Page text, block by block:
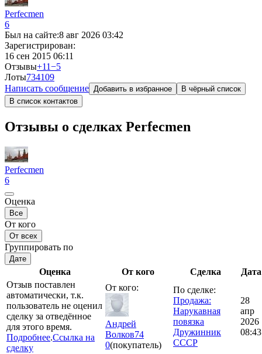
Perfecmen
6
Был на сайте:8 авг 2026 03:42
Зарегистрирован:
16 сен 2015 06:11
Отзывы+11−5
Лоты734109
Написать сообщение Добавить в избранное
В чёрный список
В список контактов
Отзывы о сделках Perfecmen
Perfecmen
6
Оценка
Все
От кого
От всех
Группировать по
Дате
Оценка От кого Сделка
Дата
Отзыв поставлен
автоматически, т.к.
пользователь не оценил
сделку за отведённое
для этого время.
Подробнее.Ссылка на
сделку
От кого:
Андрей
Волков74
0(покупатель)
По сделке:
Продажа:
Нарукавная
повязка
Дружинник
СССР
28
апр
2026
08:43